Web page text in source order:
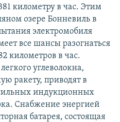
километру в час. Этим
озере Бонневиль в
электромобиля
все шансы разогнаться
километров в час.
углеволокна,
ракету, приводят в
индукционных
Снабжение энергией
батарея, состоящая